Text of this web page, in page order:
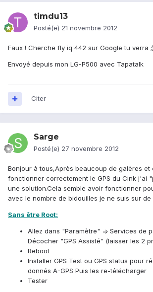
timdu13
Posté(e) 21 novembre 2012
Faux ! Cherche fly iq 442 sur Google tu verra ;)
Envoyé depuis mon LG-P500 avec Tapatalk
Citer
Sarge
Posté(e) 27 novembre 2012
Bonjour à tous,Après beaucoup de galères et
fonctionner correctement le GPS du Cink j'ai
une solution.Cela semble avoir fonctionner
avec le nombre de bidouilles je ne suis sur de
Sans être Root:
Allez dans "Paramètre" => Services de
Décocher "GPS Assisté" (laisser les 2
Reboot
Installer GPS Test ou GPS status pour
donnés A-GPS Puis les re-télécharger
Tester